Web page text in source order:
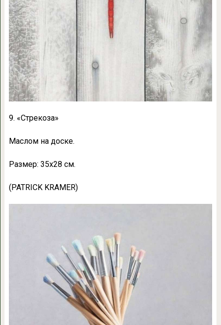
9. «Стрекоза»
Маслом на доске.
Размер: 35х28 см.
(PATRICK KRAMER)